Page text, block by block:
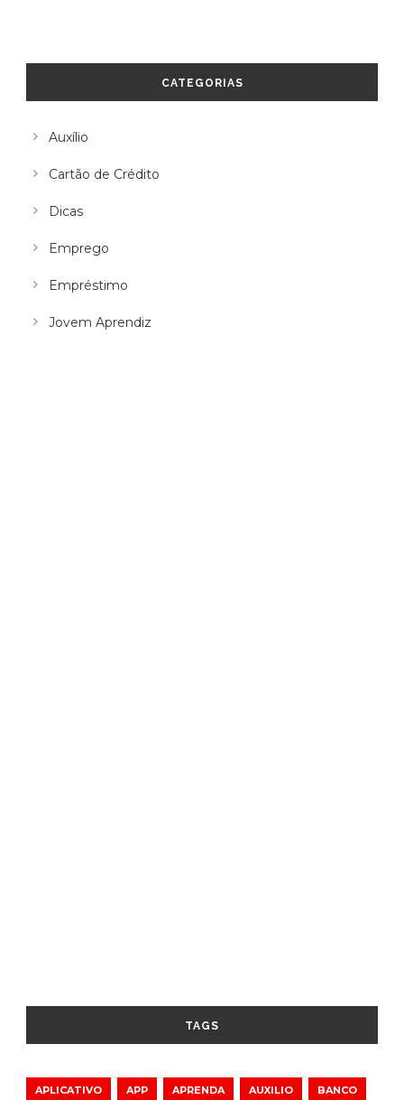
CATEGORIAS
Auxílio
Cartão de Crédito
Dicas
Emprego
Empréstimo
Jovem Aprendiz
TAGS
APLICATIVO APP APRENDA AUXILIO BANCO